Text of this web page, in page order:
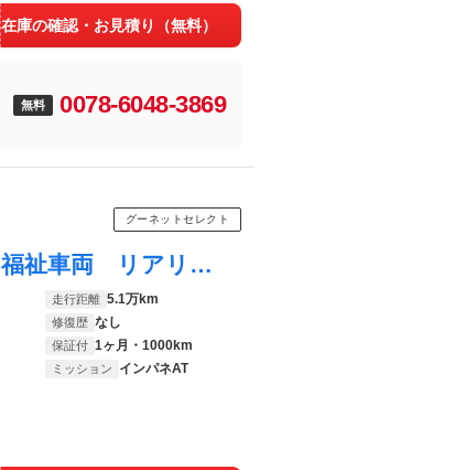
在庫の確認・お見積り（無料）
無料 0078-6048-3869
グーネットセレクト
アルファード ３５０Ｓ タイプゴールドＩＩ 福祉車両 リアリフト 和光リフト ４ＷＤ 車いす手動固定ベルト 両側電動スライドドア 電動バックドア 前後ドライブレコーダー 前後コーナーセンサー スマートキー
走行距離 5.1万km
修復歴 なし
保証付 1ヶ月・1000km
ミッション インパネAT